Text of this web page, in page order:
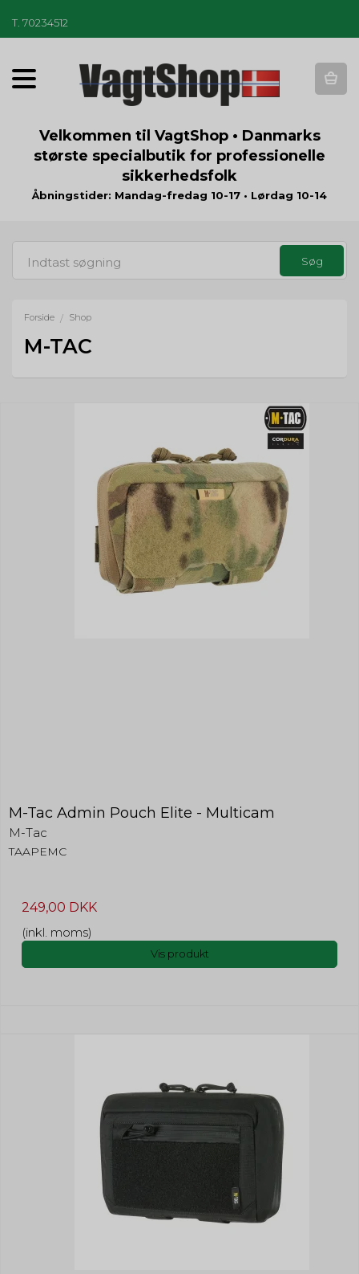
T 70234512
T
o
g
a
t
o
Velkommen til VagtShop • Danmarks
største specialbutik for professionelle
sikkerhedsfolk
Åbningstider: Mandag-fredag 10-17 • Lørdag 10-14
Forside / Shop
M-TAC
M-Tac Admin Pouch Elite - Multicam
M-Tac
TAAPEMC
249,00 DKK
(inkl. moms)
Vis produkt